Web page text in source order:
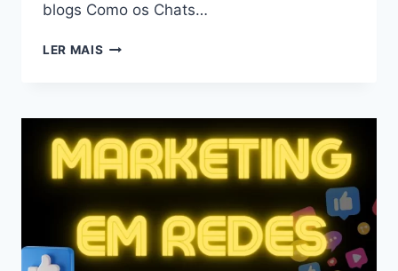
blogs Como os Chats…
LER MAIS
GPT
PARA
BLOGS
EM